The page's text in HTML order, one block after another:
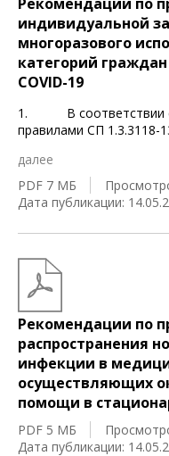
индивидуальной
многоразового
категорий
COVID-19
1. В соответствии
правилами СП 1.3.3118-
далее
PDF 7 МБ
Дата публикации:
Рекомендации по
распространения
инфекции в
осуществляющих
помощи в
PDF 5 МБ
Дата публикации: